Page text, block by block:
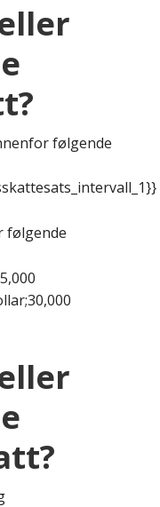
følgende
følgende